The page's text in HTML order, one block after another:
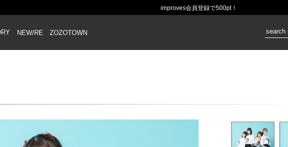
improves会員登録で500pt！
NEW/RE ZOZOTOWN